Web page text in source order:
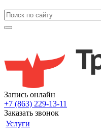
Запись онлайн
+7 (863) 229-13-11
Заказать звонок
Услуги